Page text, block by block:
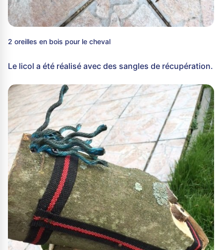
2 oreilles en bois pour le cheval
Le licol a été réalisé avec des sangles de récupération.